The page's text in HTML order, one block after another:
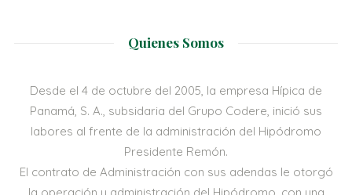
Quienes Somos
Desde el 4 de octubre del 2005, la empresa Hípica de
Panamá, S. A., subsidaria del Grupo Codere, inició sus
labores al frente de la administración del Hipódromo
Presidente Remón.
El contrato de Administración con sus adendas le otorgó